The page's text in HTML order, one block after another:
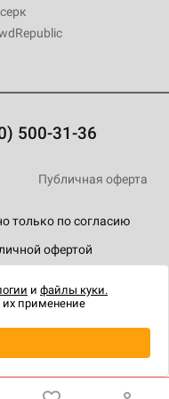
500-31-36
только по согласию
офертой
Публичная оферта
и файлы куки.
их применение